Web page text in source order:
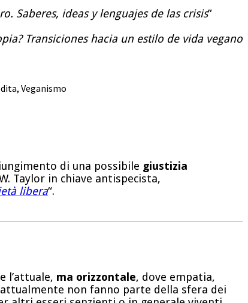
Saberes, ideas y lenguajes de las crisis”
Transiciones hacia un estilo de vida vegano
, Veganismo
di una possibile giustizia
Taylor in chiave antispecista,
libera“.
l’attuale, ma orizzontale, dove empatia,
non fanno parte della sfera dei